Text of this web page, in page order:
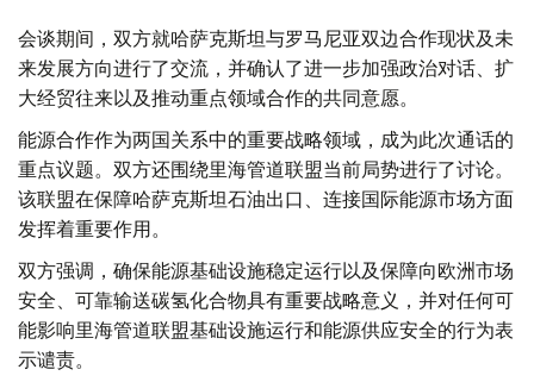
会谈期间，双方就哈萨克斯坦与罗马尼亚双边合作现状及未
来发展方向进行了交流，并确认了进一步加强政治对话、扩
大经贸往来以及推动重点领域合作的共同意愿。
能源合作作为两国关系中的重要战略领域，成为此次通话的
重点议题。双方还围绕里海管道联盟当前局势进行了讨论。
该联盟在保障哈萨克斯坦石油出口、连接国际能源市场方面
发挥着重要作用。
双方强调，确保能源基础设施稳定运行以及保障向欧洲市场
安全、可靠输送碳氢化合物具有重要战略意义，并对任何可
能影响里海管道联盟基础设施运行和能源供应安全的行为表
示谴责。